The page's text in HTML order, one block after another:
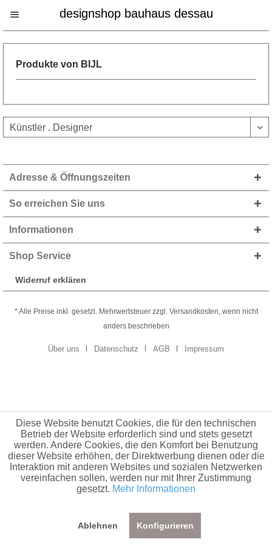
designshop bauhaus dessau
Produkte von BIJL
Adresse & Öffnungszeiten
So erreichen Sie uns
Informationen
Shop Service
Widerruf erklären
* Alle Preise inkl. gesetzl. Mehrwertsteuer zzgl. Versandkosten, wenn nicht
anders beschrieben
Über uns Datenschutz AGB Impressum
Diese Website benutzt Cookies, die für den technischen
Betrieb der Website erforderlich sind und stets gesetzt
werden. Andere Cookies, die den Komfort bei Benutzung
dieser Website erhöhen, der Direktwerbung dienen oder die
Interaktion mit anderen Websites und sozialen Netzwerken
vereinfachen sollen, werden nur mit Ihrer Zustimmung
gesetzt. Mehr Informationen
Ablehnen Konfigurieren